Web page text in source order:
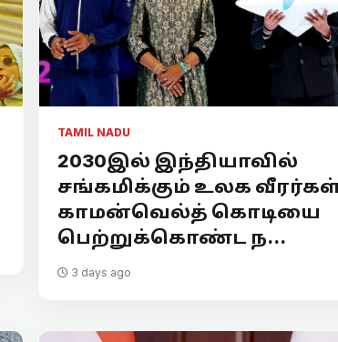
TAMIL NADU
2030இல் இந்தியாவில்
சங்கமிக்கும் உலக
காமன்வெல்த் கொடியை
பெற்றுக்கொண்ட ந...
3 days ago